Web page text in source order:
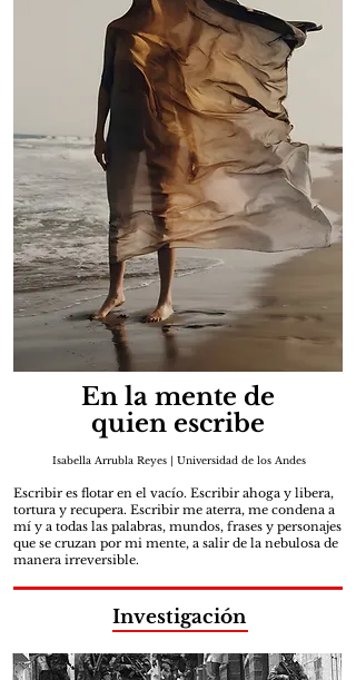
En la mente de
quien escribe
Isabella Arrubla Reyes | Universidad de los Andes
Escribir es flotar en el vacío. Escribir ahoga y libera,
tortura y recupera. Escribir me aterra, me condena a
mí y a todas las palabras, mundos, frases y personajes
que se cruzan por mi mente, a salir de la nebulosa de
manera irreversible.
Investigación